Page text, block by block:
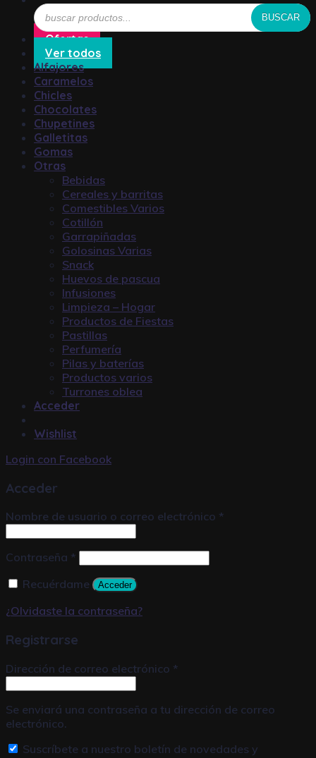
Búsqueda
de
productos
BUSCAR
Ofertas
Ver todos
Alfajores
Caramelos
Chicles
Chocolates
Chupetines
Galletitas
Gomas
Otras
Bebidas
Cereales y barritas
Comestibles Varios
Cotillón
Garrapiñadas
Golosinas Varias
Snack
Huevos de pascua
Infusiones
Limpieza – Hogar
Productos de Fiestas
Pastillas
Perfumería
Pilas y baterías
Productos varios
Turrones oblea
Acceder
Wishlist
Login con Facebook
Acceder
Nombre de usuario o correo electrónico *
Contraseña *
Recuérdame
Acceder
¿Olvidaste la contraseña?
Registrarse
Dirección de correo electrónico *
Se enviará una contraseña a tu dirección de correo
electrónico.
Suscríbete a nuestro boletín de novedades y